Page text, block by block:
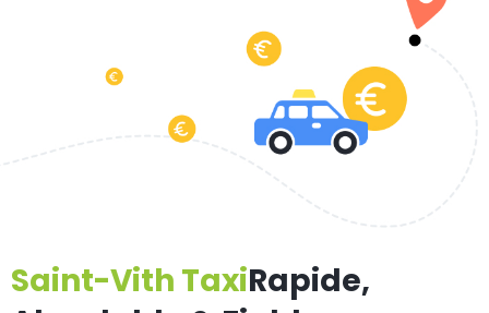
Saint-Vith TaxiRapide,